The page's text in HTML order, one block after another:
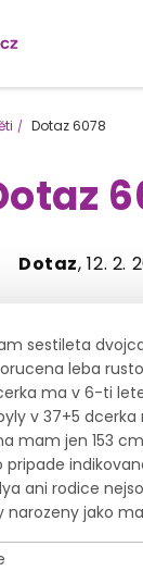
Dotaz 6078
Dotaz, 12. 2.
sestileta
leba
ma v 6-ti
v 37+5
mam jen 153
ani rodice
narozeny jako